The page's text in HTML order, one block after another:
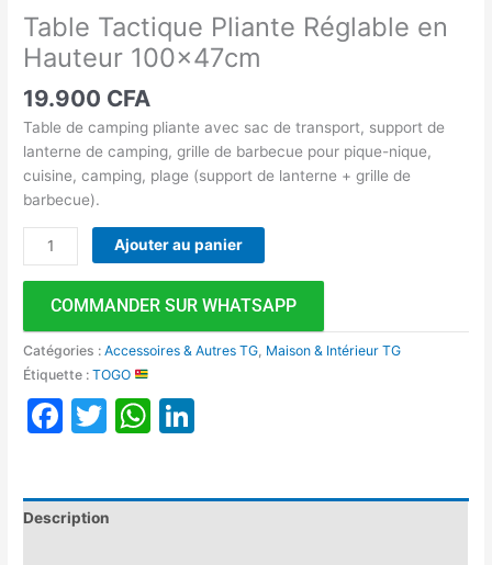
Table Tactique Pliante Réglable en
Hauteur 100x47cm
19.900 CFA
Table de camping pliante avec sac de transport, support de
lanterne de camping, grille de barbecue pour pique-nique,
cuisine, camping, plage (support de lanterne + grille de
barbecue).
Ajouter au panier
COMMANDER SUR WHATSAPP
Catégories :Accessoires & Autres TG Maison & Intérieur TG
Étiquette :TOGO
Facebook
TwitterWhatsApp
Description